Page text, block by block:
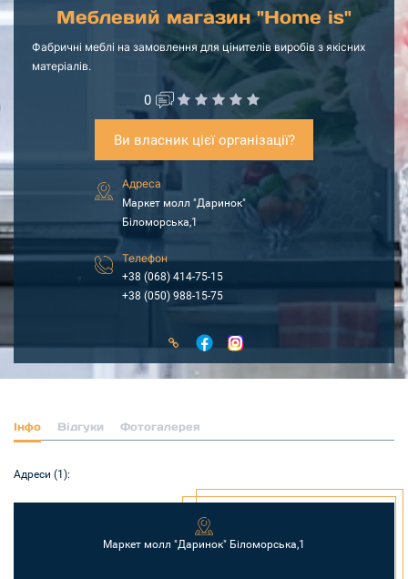
Меблевий магазин "Home is"
Фабричні меблі на замовлення для цінителів виробів з якісних
матеріалів.
0
Ви власник цієї організації?
Адреса
Маркет молл "Даринок"
Біломорська,1
Телефон
+38 (068) 414-75-15
+38 (050) 988-15-75
Інфо Відгуки Фотогалерея
Адреси (1):
Маркет молл "Даринок" Біломорська,1